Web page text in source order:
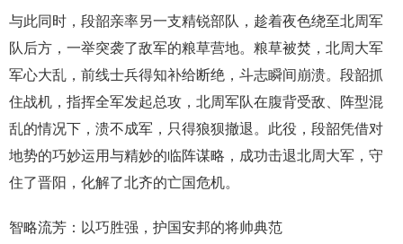
与此同时，段韶亲率另一支精锐部队，趁着夜色绕至北周军
队后方，一举突袭了敌军的粮草营地。粮草被焚，北周大军
军心大乱，前线士兵得知补给断绝，斗志瞬间崩溃。段韶抓
住战机，指挥全军发起总攻，北周军队在腹背受敌、阵型混
乱的情况下，溃不成军，只得狼狈撤退。此役，段韶凭借对
地势的巧妙运用与精妙的临阵谋略，成功击退北周大军，守
住了晋阳，化解了北齐的亡国危机。
智略流芳：以巧胜强，护国安邦的将帅典范